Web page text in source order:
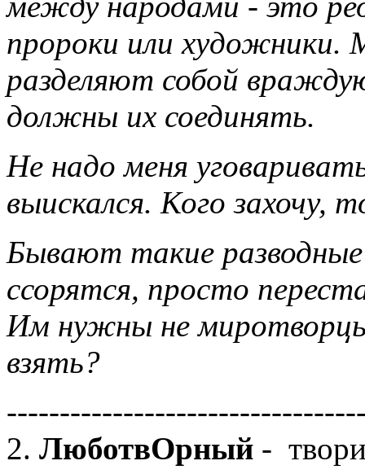
пророки или
разделяют собой
должны их соединять.
Не надо меня
выискался. Кого захочу,
Бывают такие разводные
ссорятся, просто
Им нужны не
взять?
2. ЛюботвОрный -